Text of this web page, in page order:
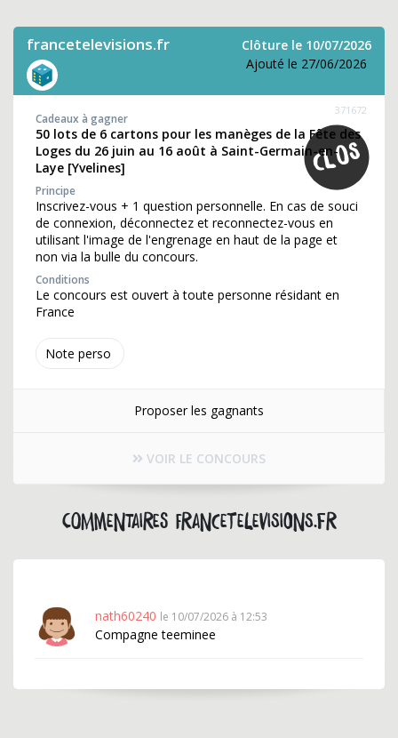
francetelevisions.fr
Clôture le 10/07/2026
Ajouté le 27/06/2026
Note perso
371672
Cadeaux à gagner
50 lots de 6 cartons pour les manèges de la Fête des
Loges du 26 juin au 16 août à Saint-Germain-en-
Laye [Yvelines]
Principe
Inscrivez-vous + 1 question personnelle. En cas de souci
de connexion, déconnectez et reconnectez-vous en
utilisant l'image de l'engrenage en haut de la page et
non via la bulle du concours.
Conditions
Le concours est ouvert à toute personne résidant en
France
Proposer les gagnants
VOIR LE CONCOURS
Commentaires francetelevisions.fr
nath60240 le 10/07/2026 à 12:53
Compagne teeminee